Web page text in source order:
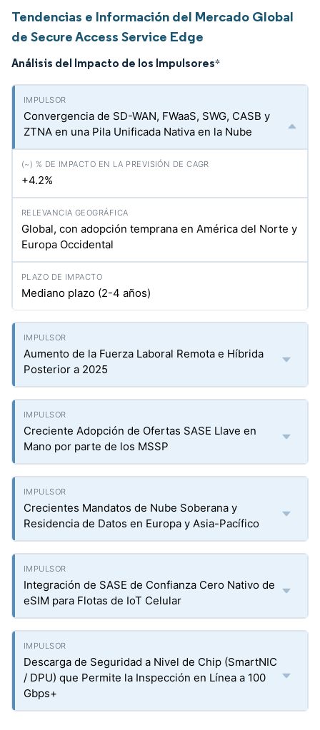
Tendencias e Información del Mercado Global
de Secure Access Service Edge
Análisis del Impacto de los Impulsores*
Convergencia de SD-WAN, FWaaS, SWG, CASB y
ZTNA en una Pila Unificada Nativa en la Nube
+4.2%
Global, con adopción temprana en América del Norte y
Europa Occidental
Mediano plazo (2-4 años)
Aumento de la Fuerza Laboral Remota e Híbrida
Posterior a 2025
Creciente Adopción de Ofertas SASE Llave en
Mano por parte de los MSSP
Crecientes Mandatos de Nube Soberana y
Residencia de Datos en Europa y Asia-Pacífico
Integración de SASE de Confianza Cero Nativo de
eSIM para Flotas de IoT Celular
Descarga de Seguridad a Nivel de Chip (SmartNIC
/ DPU) que Permite la Inspección en Línea a 100
Gbps+